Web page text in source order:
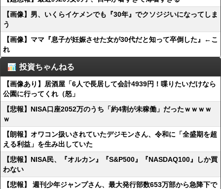
【画像】男、いくらイケメンでも『30年』でクソジジいになってしま
う
【画像】ママ『息子が妊娠させた女が30代だと知って卒倒した』←こ
れ
投資ちゃんねる
【画像あり】居酒屋「6人で長居して会計4939円！喋りたいだけなら
公園に行ってくれ（怒」
【悲報】NISA口座2052万のうち「約4割が未稼働」だったｗｗｗｗ
ｗ
【朗報】オワコン扱いされていたデジモンさん、令和に「全盛期を超
える利益」を生み出していた
【悲報】NISA民、『オルカン』『S&P500』『NASDAQ100』しか買
わない
【悲報】 週刊少年ジャンプさん、最大発行部数653万部から急降下で